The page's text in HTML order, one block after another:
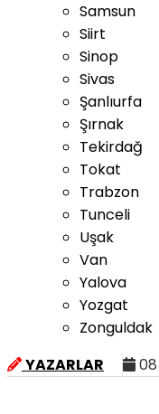
Samsun
Siirt
Sinop
Sivas
Şanlıurfa
Şırnak
Tekirdağ
Tokat
Trabzon
Tunceli
Uşak
Van
Yalova
Yozgat
Zonguldak
YAZARLAR